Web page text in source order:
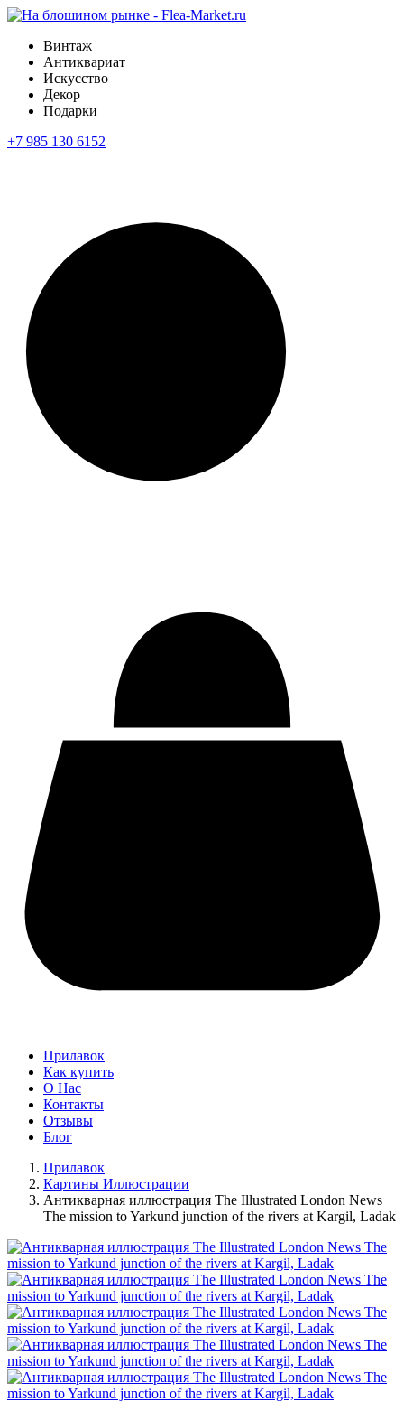
Винтаж
Антиквариат
Искусство
Декор
Подарки
+7 985 130 6152
Прилавок
Как купить
О Нас
Контакты
Отзывы
Блог
Прилавок
Картины Иллюстрации
Антикварная иллюстрация The Illustrated London News
The mission to Yarkund junction of the rivers at Kargil, Ladak